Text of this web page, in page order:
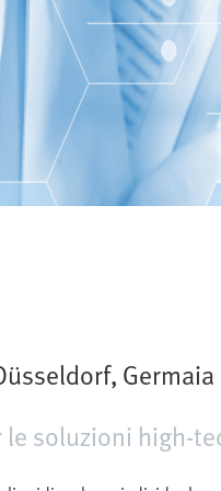
le soluzioni high-